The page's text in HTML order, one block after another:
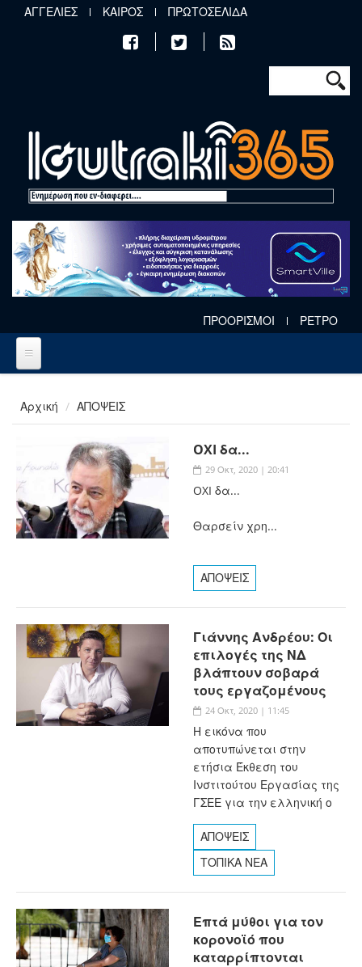
Παράκαμψη προς το κυρίως περιεχόμενο
ΑΓΓΕΛΙΕΣ ΚΑΙΡΟΣ ΠΡΩΤΟΣΕΛΙΔΑ
Φόρμα
Αναζήτηση
ΠΡΟΟΡΙΣΜΟΙ ΡΕΤΡΟ
Αρχική ΑΠΟΨΕΙΣ
OXI δα...
29 Οκτ, 2020 | 20:41
OXI δα...
Θαρσείν χρη...
ΑΠΟΨΕΙΣ
Γιάννης Ανδρέου: Οι
επιλογές της ΝΔ
βλάπτουν σοβαρά
τους εργαζομένους
24 Οκτ, 2020 | 11:45
Η εικόνα που
αποτυπώνεται στην
ετήσια Έκθεση του
Ινστιτούτου Εργασίας της
ΓΣΕΕ για την ελληνική ο
ΑΠΟΨΕΙΣ
ΤΟΠΙΚΑ ΝΕΑ
Επτά μύθοι για τον
κορονοϊό που
καταρρίπτονται